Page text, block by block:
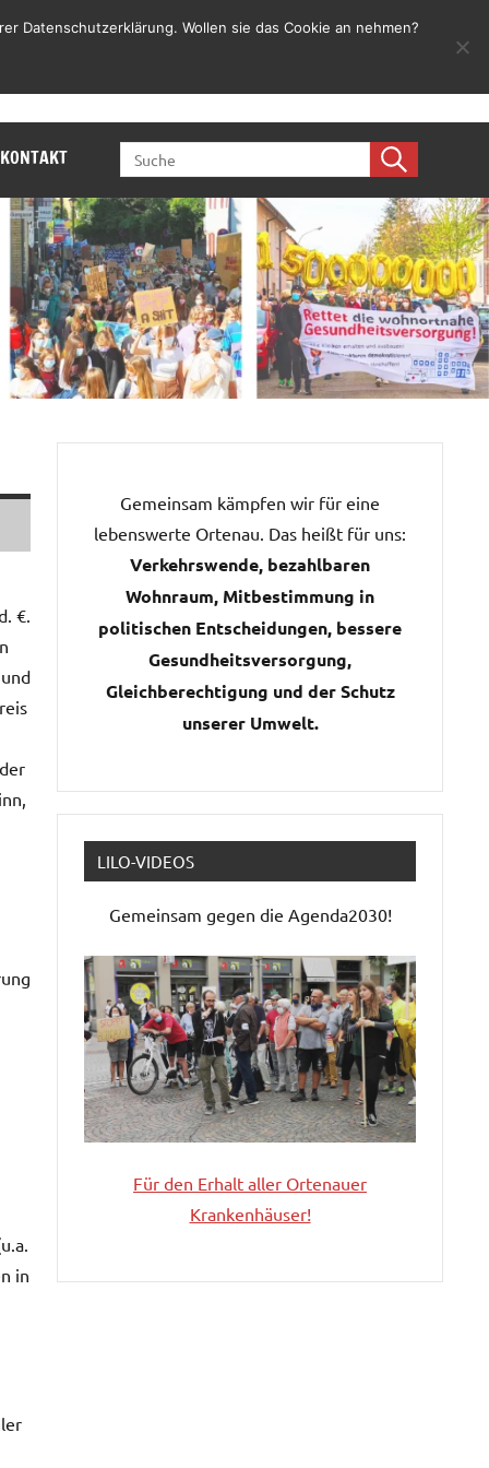
KONTAKT
SEARCH
€.
in
Gemeinsam kämpfen wir für eine
lebenswerte Ortenau. Das heißt für uns:
Verkehrswende, bezahlbaren
Wohnraum, Mitbestimmung in
politischen Entscheidungen, bessere
Gesundheitsversorgung,
Gleichberechtigung und der Schutz
unserer Umwelt.
LILO-VIDEOS
Gemeinsam gegen die Agenda2030!
Für den Erhalt aller Ortenauer
Krankenhäuser!
Datenschutzerklärung. Wollen sie das Cookie an nehmen?